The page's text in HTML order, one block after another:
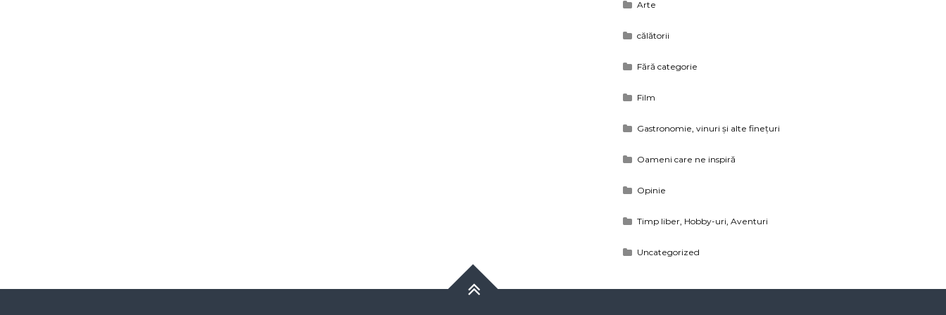
Arte
călătorii
Fără categorie
Film
Gastronomie, vinuri și alte finețuri
Oameni care ne inspiră
Opinie
Timp liber, Hobby-uri, Aventuri
Uncategorized